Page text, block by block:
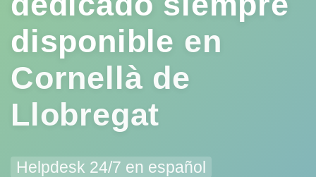
disponible en
Cornellà de
Llobregat
Helpdesk 24/7 en español